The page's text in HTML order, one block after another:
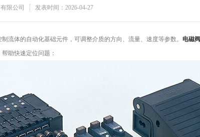
限公司 发表时间：2026-04-27
体的自动化基础元件，可调整介质的方向、流量、速度等参数。 电磁阀
助快速定位问题：